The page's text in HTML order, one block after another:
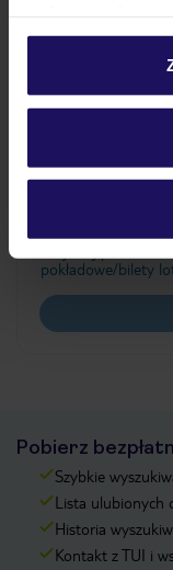
personalizować
Szczegółowe
Ważne
Często
Jak zmienić
Czy w Hotelu
pokładowe/bilety
Pobierz
Szybkie
Lista ulubionych
Historia
Kontakt z TUI i